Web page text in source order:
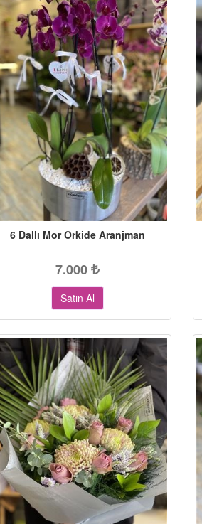
6 Dallı Mor Orkide Aranjman
7.000
Satın Al